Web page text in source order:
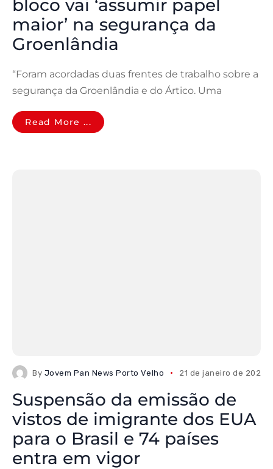
bloco vai ‘assumir papel
maior’ na segurança da
Groenlândia
“Foram acordadas duas frentes de trabalho sobre a
segurança da Groenlândia e do Ártico. Uma
Read More ...
By Jovem Pan News Porto Velho 21 de janeiro de 2026
Suspensão da emissão de
vistos de imigrante dos EUA
para o Brasil e 74 países
entra em vigor